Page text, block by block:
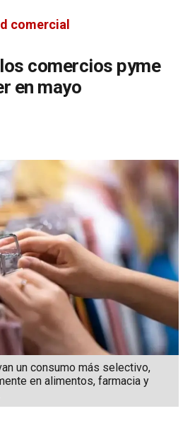
comercial
comercios pyme
en mayo
un consumo más selectivo,
en alimentos, farmacia y